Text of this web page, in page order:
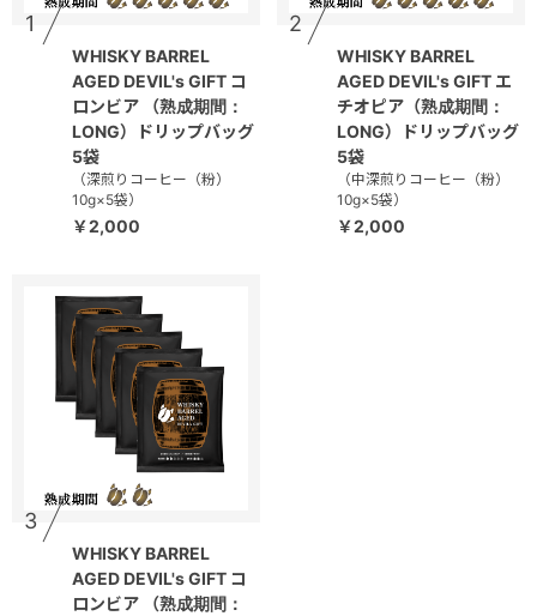
1
WHISKY BARREL
AGED DEVIL's GIFT コ
ロンビア （熟成期間：
LONG）ドリップバッグ
5袋
（深煎りコーヒー（粉）
10g×5袋）
￥2,000
2
WHISKY BARREL
AGED DEVIL's GIFT エ
チオピア（熟成期間：
LONG）ドリップバッグ
5袋
（中深煎りコーヒー（粉）
10g×5袋）
￥2,000
3
WHISKY BARREL
AGED DEVIL's GIFT コ
ロンビア （熟成期間：